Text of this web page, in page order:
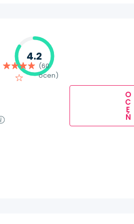
4.2
(60
ocen)
O
C
E
Ń